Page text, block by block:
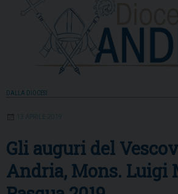
Mail
DALLA DIOCESI
13 APRILE 2019
Gli auguri del
Andria, Mons. Luigi